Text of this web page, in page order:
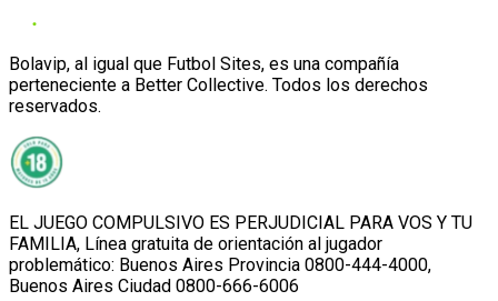
Bolavip, al igual que Futbol Sites, es una compañía
perteneciente a Better Collective. Todos los derechos
reservados.
EL JUEGO COMPULSIVO ES PERJUDICIAL PARA VOS Y TU
FAMILIA, Línea gratuita de orientación al jugador
problemático: Buenos Aires Provincia 0800-444-4000,
Buenos Aires Ciudad 0800-666-6006